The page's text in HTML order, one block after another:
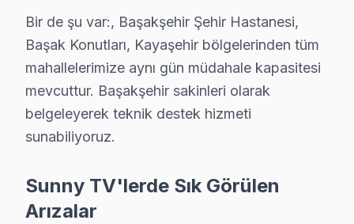
Yaşlı nüfus, genellikle eski nesil CRT veya plazma
Orta yaş grubundaki bireyler ise Full HD LCD
Genç kullanıcılar, 4K OLED televizyonları tercih
Başakşehir’in mahalle karakteristikleri, bu kuşakların
Başakşehir'de Sunny TV: Kuşaklar Arası
1.
Panel Arızası
Bir de şu var:, Başakşehir Şehir Hastanesi,
Başak Konutları, Kayaşehir bölgelerinden tüm
mahallelerimize aynı gün müdahale kapasitesi
mevcuttur. Başakşehir sakinleri olarak
belgeleyerek teknik destek hizmeti
sunabiliyoruz.
Sunny TV'lerde Sık Görülen
Arızalar